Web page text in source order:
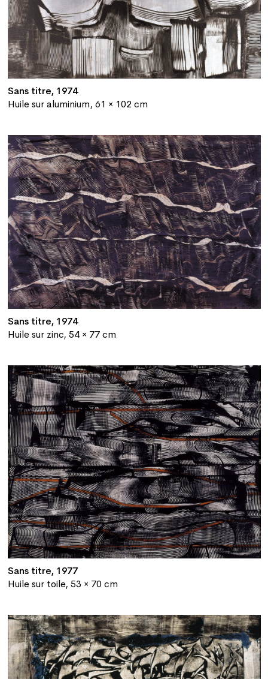
Sans titre, 1974
Huile sur aluminium, 61 × 102 cm
Sans titre, 1974
Huile sur zinc, 54 × 77 cm
Sans titre, 1977
Huile sur toile, 53 × 70 cm